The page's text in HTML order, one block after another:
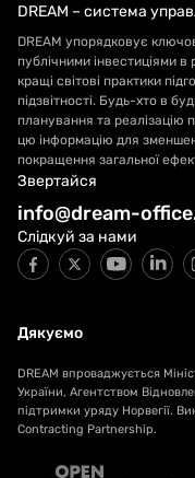
DREAM – система
DREAM упорядковує
публічними інвестиціями
кращі світові практики
підзвітності. Будь-хто в
планування та реалізацію
цю інформацію для
покращення загальної
Звертайся
info@dream-
Слідкуй за нами
Дякуємо
DREAM впроваджується
України, Агентством
підтримки уряду Норвегії.
Contracting Partnership.